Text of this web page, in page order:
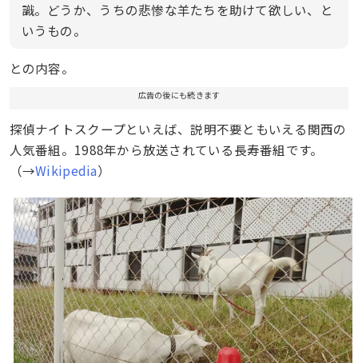
識。どうか、うちの悲惨な羊たちを助けて欲しい、と
いうもの。
との内容。
広告の後にも続きます
探偵ナイトスクープといえば、説明不要ともいえる関西の
人気番組。1988年から放送されている長寿番組です。
（→Wikipedia）